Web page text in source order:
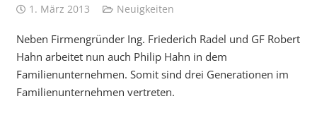
1. März 2013 Neuigkeiten
Neben Firmengründer Ing. Friederich Radel und GF Robert
Hahn arbeitet nun auch Philip Hahn in dem
Familienunternehmen. Somit sind drei Generationen im
Familienunternehmen vertreten.